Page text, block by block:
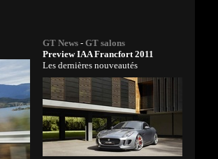
GT News - GT salons
Preview IAA Francfort 2011
Les dernières nouveautés